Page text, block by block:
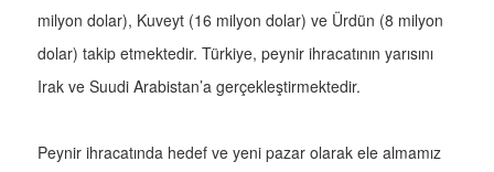
milyon dolar), Kuveyt (16 milyon dolar) ve Ürdün (8 milyon
dolar) takip etmektedir. Türkiye, peynir ihracatının yarısını
Irak ve Suudi Arabistan’a gerçekleştirmektedir.
Peynir ihracatında hedef ve yeni pazar olarak ele almamız